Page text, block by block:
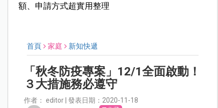
額、申請方式超實用整理
首頁 家庭 新知快遞
「秋冬防疫專案」12/1全面啟動！
３大措施務必遵守
作者： editor | 發表日期：2020-11-18